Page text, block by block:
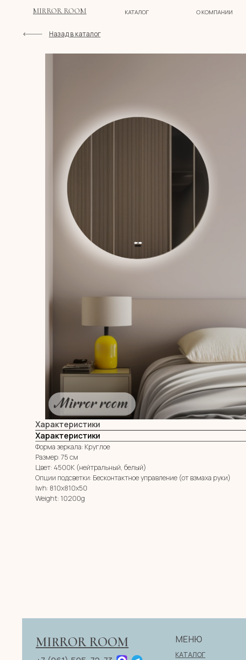
MIRROR ROOM КАТАЛОГ О КОМПАНИИ
Назад в каталог
Характеристики
Характеристики
Форма зеркала: Круглое
Размер: 75 см
Цвет: 4500К (нейтральный, белый)
Опции подсветки: Бесконтактное управление (от взмаха руки)
lwh: 810x810x50
Weight: 10200g
Адрес: 350037, г. Краснодар,
ул. Казачья, д. 2А
НА ЗАКАЗ